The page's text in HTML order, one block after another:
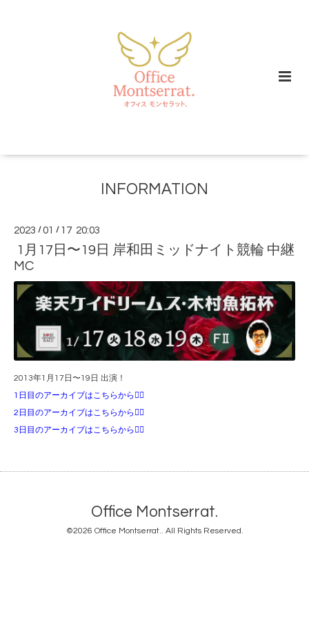
INFORMATION
2023 /01 / 17 20:03
1月17日〜19日 岸和田ミッドナイト競輪 中継
MC
2013年1月17日〜19日 出演！
1日目のアーカイブはこちらから💁‍♀️
2日目のアーカイブはこちらから💁‍♀️
3日目のアーカイブはこちらから💁‍♀️
Office Montserrat.
©2026 Office Montserrat.. All Rights Reserved.